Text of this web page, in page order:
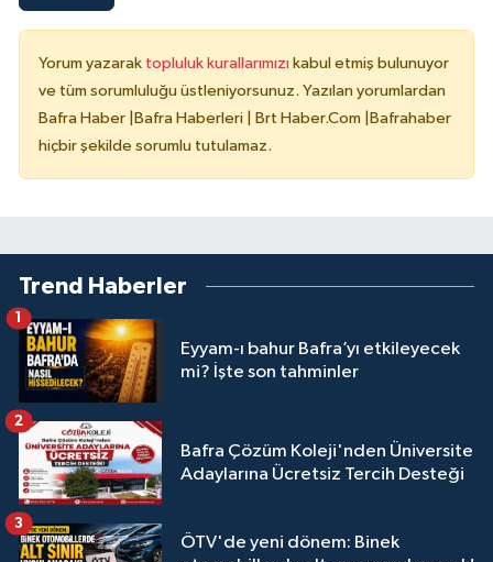
Yorum yazarak topluluk kurallarımızı kabul etmiş bulunuyor
ve tüm sorumluluğu üstleniyorsunuz. Yazılan yorumlardan
Bafra Haber |Bafra Haberleri | Brt Haber.Com |Bafrahaber
hiçbir şekilde sorumlu tutulamaz.
Trend Haberler
Eyyam-ı bahur Bafra’yı etkileyecek
mi? İşte son tahminler
1
Bafra Çözüm Koleji'nden Üniversite
Adaylarına Ücretsiz Tercih Desteği
2
ÖTV'de yeni dönem: Binek
3